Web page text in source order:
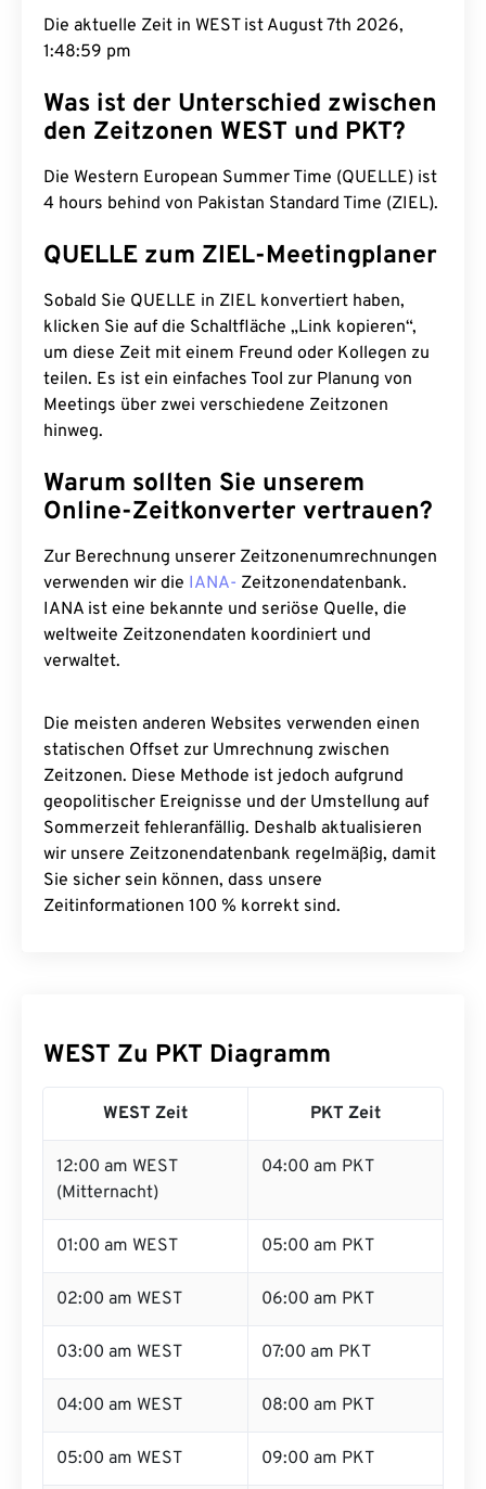
Die aktuelle Zeit in WEST ist August 7th 2026,
1:49:00 pm
Was ist der Unterschied zwischen
den Zeitzonen WEST und PKT?
Die Western European Summer Time (QUELLE) ist
4 hours behind von Pakistan Standard Time (ZIEL).
QUELLE zum ZIEL-Meetingplaner
Sobald Sie QUELLE in ZIEL konvertiert haben,
klicken Sie auf die Schaltfläche „Link kopieren“,
um diese Zeit mit einem Freund oder Kollegen zu
teilen. Es ist ein einfaches Tool zur Planung von
Meetings über zwei verschiedene Zeitzonen
hinweg.
Warum sollten Sie unserem
Online-Zeitkonverter vertrauen?
Zur Berechnung unserer Zeitzonenumrechnungen
verwenden wir die IANA- Zeitzonendatenbank.
IANA ist eine bekannte und seriöse Quelle, die
weltweite Zeitzonendaten koordiniert und
verwaltet.
Die meisten anderen Websites verwenden einen
statischen Offset zur Umrechnung zwischen
Zeitzonen. Diese Methode ist jedoch aufgrund
geopolitischer Ereignisse und der Umstellung auf
Sommerzeit fehleranfällig. Deshalb aktualisieren
wir unsere Zeitzonendatenbank regelmäßig, damit
Sie sicher sein können, dass unsere
Zeitinformationen 100 % korrekt sind.
WEST Zu PKT Diagramm
WEST Zeit PKT Zeit
12:00 am WEST
(Mitternacht)
04:00 am PKT
01:00 am WEST 05:00 am PKT
02:00 am WEST 06:00 am PKT
03:00 am WEST 07:00 am PKT
04:00 am WEST 08:00 am PKT
05:00 am WEST 09:00 am PKT